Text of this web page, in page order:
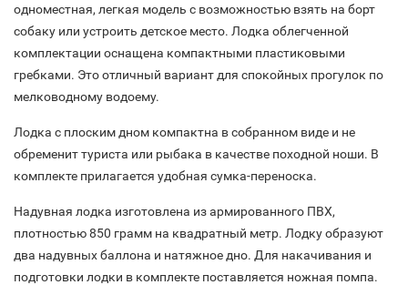
одноместная, легкая модель с возможностью взять на борт
собаку или устроить детское место. Лодка облегченной
комплектации оснащена компактными пластиковыми
гребками. Это отличный вариант для спокойных прогулок по
мелководному водоему.
Лодка с плоским дном компактна в собранном виде и не
обременит туриста или рыбака в качестве походной ноши. В
комплекте прилагается удобная сумка-переноска.
Надувная лодка изготовлена из армированного ПВХ,
плотностью 850 грамм на квадратный метр. Лодку образуют
два надувных баллона и натяжное дно. Для накачивания и
подготовки лодки в комплекте поставляется ножная помпа.